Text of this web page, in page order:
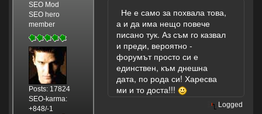
SEO Mod
SEO hero
member
Posts: 17824
SEO-karma:
+848/-1
Не е само за похвала това,
а и да има нещо повече
писано тук. Аз съм го казвал
и преди, вероятно -
форумът просто си е
единствен, към днешна
дата, по рода си! Харесва
ми и то доста!!!
Logged